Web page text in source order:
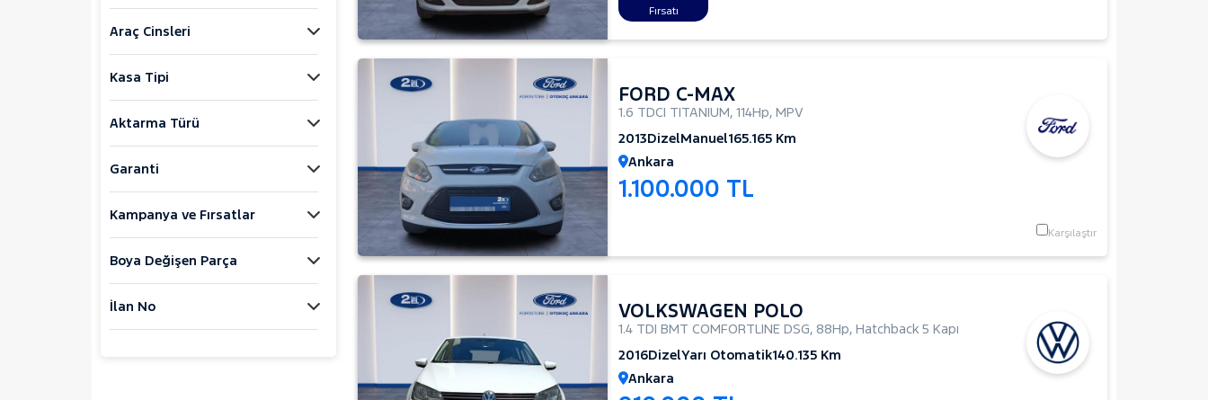
KIA
LANCIA
MAN
MERCEDES-BENZ
MINI
NISSAN
OPEL
PEUGEOT
Araç Cinsleri
Kasa Tipi
Aktarma Türü
Garanti
Kampanya ve Fırsatlar
Boya Değişen Parça
İlan No
Fırsatı
FORD C-MAX
1.6 TDCI TITANIUM, 114Hp, MPV
2013DizelManuel165.165 Km
Ankara
1.100.000 TL
Karşılaştır
VOLKSWAGEN POLO
1.4 TDI BMT COMFORTLINE DSG, 88Hp, Hatchback 5 Kapı
2016DizelYarı Otomatik140.135 Km
Ankara